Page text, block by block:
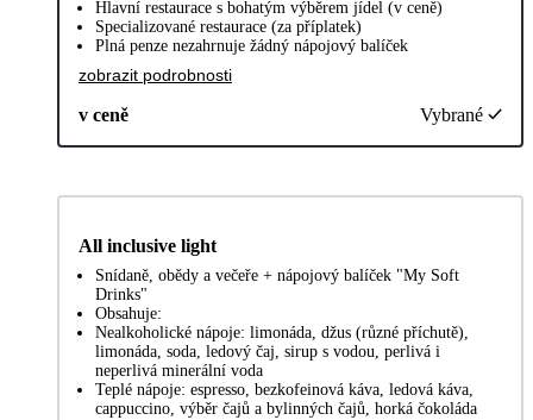
Hlavní restaurace s bohatým výběrem jídel (v ceně)
Specializované restaurace (za příplatek)
Plná penze nezahrnuje žádný nápojový balíček
zobrazit podrobnosti
v ceně Vybrané
All inclusive light
Snídaně, obědy a večeře + nápojový balíček "My Soft
Drinks"
Obsahuje:
Nealkoholické nápoje: limonáda, džus (různé příchutě),
limonáda, soda, ledový čaj, sirup s vodou, perlivá i
neperlivá minerální voda
Teplé nápoje: espresso, bezkofeinová káva, ledová káva,
cappuccino, výběr čajů a bylinných čajů, horká čokoláda